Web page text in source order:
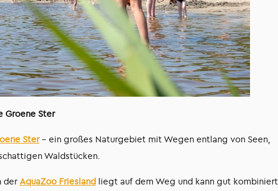
Groene Ster
Ster– ein großes Naturgebiet mit Wegen entlang von Seen,
Waldstücken.
der AquaZoo Friesland liegt auf dem Weg und kann gut kombiniert